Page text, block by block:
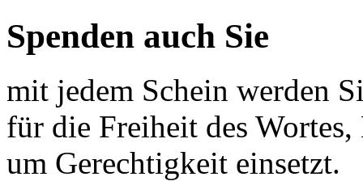
Spenden auch Sie
mit jedem Schein werden
für die Freiheit des
um Gerechtigkeit einsetzt.